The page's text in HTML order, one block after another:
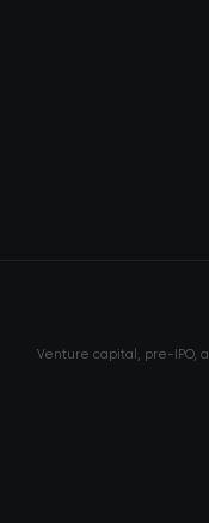
Venture capital, pre-